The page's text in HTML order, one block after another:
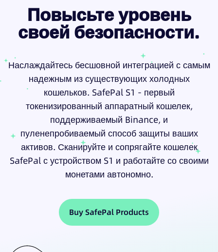
Повысьте уровень
своей безопасности.
Наслаждайтесь бесшовной интеграцией с самым
надежным из существующих холодных
кошельков. SafePal S1 - первый
токенизированный аппаратный кошелек,
поддерживаемый Binance, и
пуленепробиваемый способ защиты ваших
активов. Сканируйте и сопрягайте кошелек
SafePal с устройством S1 и работайте со своими
монетами автономно.
Buy SafePal Products